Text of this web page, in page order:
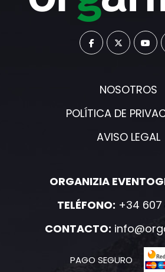
NOSOTROS
POLÍTICA DE
AVISO LEGAL
ORGANIZIA
TELÉFONO: +34
CONTACTO:
PAGO SEGURO